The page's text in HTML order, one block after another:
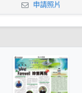
申請照片